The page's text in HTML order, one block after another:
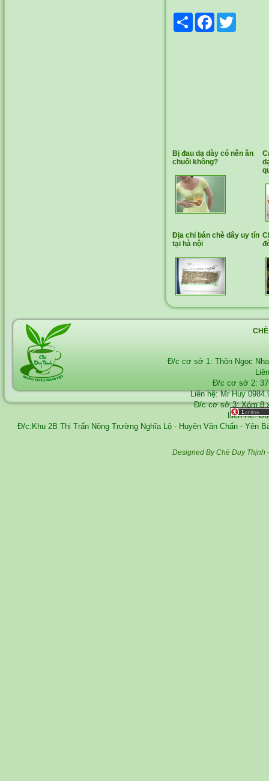
Share Facebook
Bị đau dạ dày có nên ăn
chuối không?
Địa chỉ bán chè dây uy tín
tại hà nội
Đ/c cơ sở 1: Thôn Ngọc
Đ/c cơ sở 2:
Liên hệ: Mr Huy
Đ/c cơ sở 3: Xóm 8
Liên Hệ:
Đ/c:Khu 2B Thị Trấn Nông Trường Nghĩa Lộ - Huyện Văn Chấn - Yên
Designed By Chè Duy Thịnh -